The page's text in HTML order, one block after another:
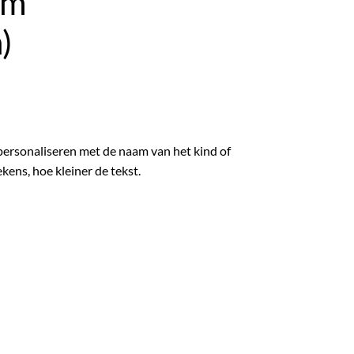
met de naam van het kind of
hoe kleiner de tekst.